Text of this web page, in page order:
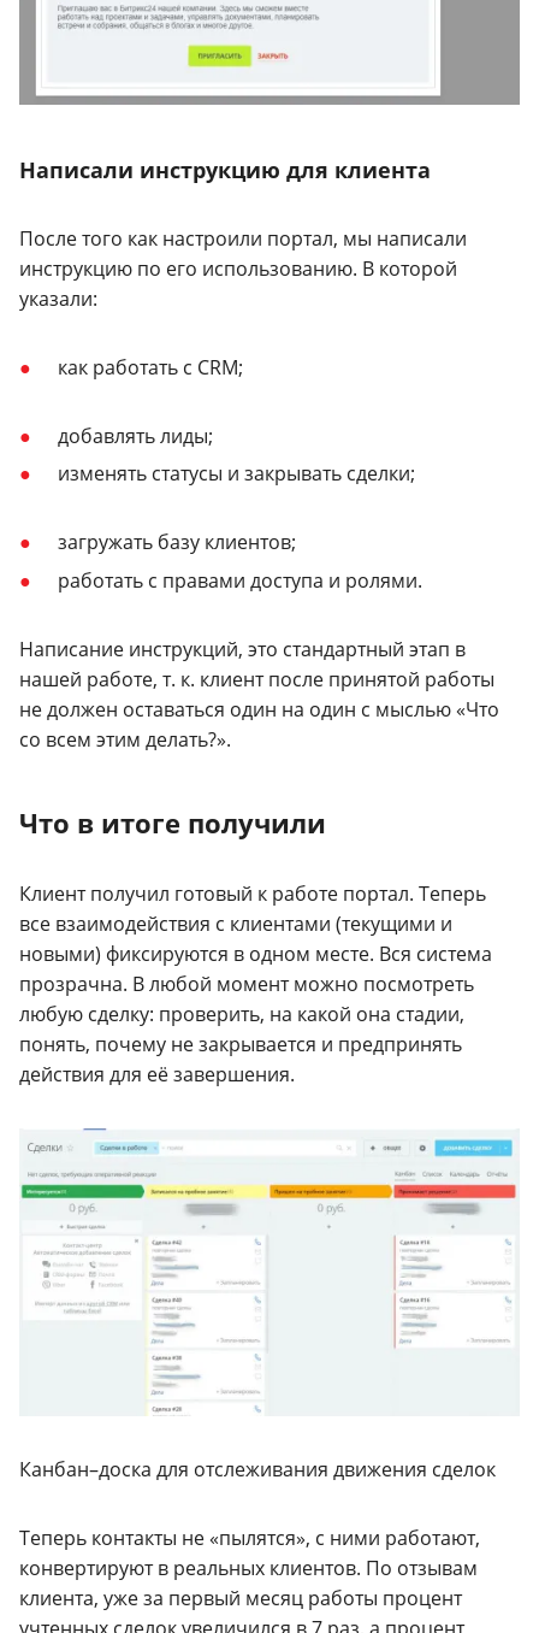
Написали инструкцию для клиента
После того как настроили портал, мы написали
инструкцию по его использованию. В которой
указали:
как работать с CRM;
добавлять лиды;
изменять статусы и закрывать сделки;
загружать базу клиентов;
работать с правами доступа и ролями.
Написание инструкций, это стандартный этап в
нашей работе, т. к. клиент после принятой работы
не должен оставаться один на один с мыслью «Что
со всем этим делать?».
Что в итоге получили
Клиент получил готовый к работе портал. Теперь
все взаимодействия с клиентами (текущими и
новыми) фиксируются в одном месте. Вся система
прозрачна. В любой момент можно посмотреть
любую сделку: проверить, на какой она стадии,
понять, почему не закрывается и предпринять
действия для её завершения.
Канбан–доска для отслеживания движения сделок
Теперь контакты не «пылятся», с ними работают,
конвертируют в реальных клиентов. По отзывам
клиента, уже за первый месяц работы процент